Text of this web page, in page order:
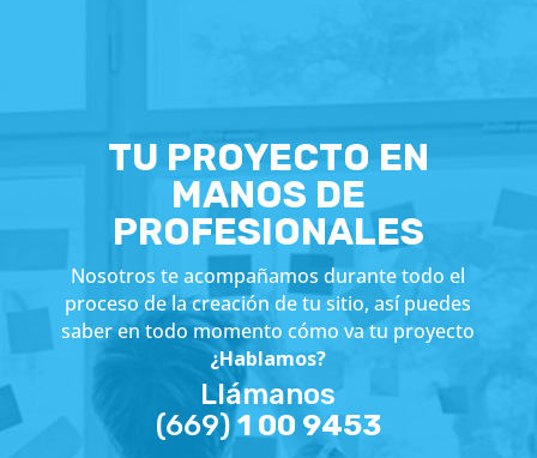
TU PROYECTO EN
MANOS DE
PROFESIONALES
Nosotros te acompañamos durante todo el
proceso de la creación de tu sitio, así puedes
saber en todo momento cómo va tu proyecto
¿Hablamos?
Llámanos
(669) 1 00 9453